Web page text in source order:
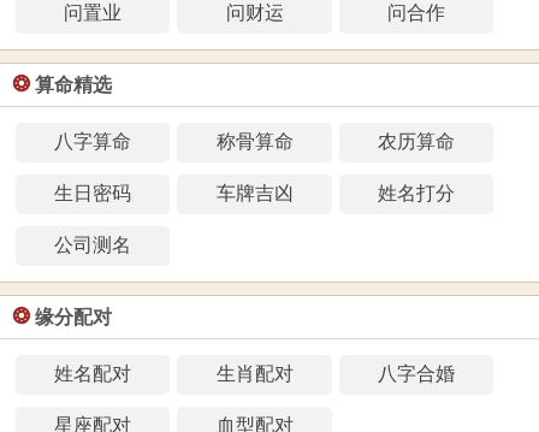
问置业 问财运 问合作
❂ 算命精选
八字算命 称骨算命 农历算命
生日密码 车牌吉凶 姓名打分
公司测名
❂ 缘分配对
姓名配对 生肖配对 八字合婚
星座配对 血型配对